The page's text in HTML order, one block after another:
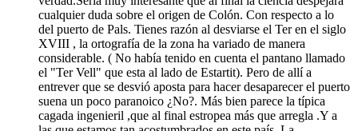
cualquier duda sobre el origen de Colón. Con respecto a lo
del puerto de Pals. Tienes razón al desviarse el Ter en el siglo
XVIII , la ortografía de la zona ha variado de manera
considerable. ( No había tenido en cuenta el pantano llamado
el "Ter Vell" que esta al lado de Estartit). Pero de allí a
entrever que se desvió aposta para hacer desaparecer el puerto
suena un poco paranoico ¿No?. Más bien parece la típica
cagada ingenieril ,que al final estropea más que arregla .Y a